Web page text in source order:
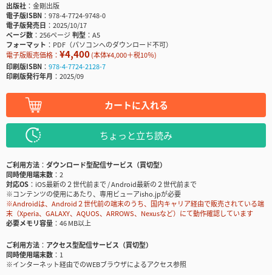
出版社
金剛出版
電子版ISBN
978-4-7724-9748-0
電子版発売日
2025/10/17
ページ数
256ページ判型
A5
フォーマット
PDF（パソコンへのダウンロード不可）
電子版販売価格： ¥4,400(本体¥4,000＋税10％)
印刷版ISBN
978-4-7724-2128-7
印刷版発行年月
2025/09
カートに入れる
ちょっと立ち読み
ご利用方法
ダウンロード型配信サービス（買切型）
同時使用端末数
2
対応OS
iOS最新の２世代前まで / Android最新の２世代前まで
※コンテンツの使用にあたり、専用ビューアisho.jpが必要
※Androidは、Android２世代前の端末のうち、国内キャリア経由で販売されている端
末（Xperia、GALAXY、AQUOS、ARROWS、Nexusなど）にて動作確認しています
必要メモリ容量
46 MB以上
ご利用方法
アクセス型配信サービス（買切型）
同時使用端末数
1
※インターネット経由でのWEBブラウザによるアクセス参照